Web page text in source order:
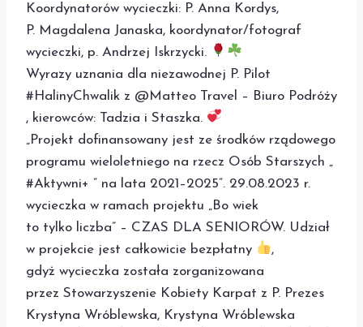
Koordynatorów wycieczki: P. Anna Kordys,
P. Magdalena Janaska, koordynator/fotograf
wycieczki, p. Andrzej Iskrzycki.
Wyrazy uznania dla niezawodnej P. Pilot
#HalinyChwalik z @Matteo Travel – Biuro Podróży
, kierowców: Tadzia i Staszka.
„Projekt dofinansowany jest ze środków rządowego
programu wieloletniego na rzecz Osób Starszych „
#Aktywni+ ” na lata 2021–2025”. 29.08.2023 r.
wycieczka w ramach projektu „Bo wiek
to tylko liczba” – CZAS DLA SENIORÓW. Udział
w projekcie jest całkowicie bezpłatny
,
gdyż wycieczka została zorganizowana
przez Stowarzyszenie Kobiety Karpat z P. Prezes
Krystyna Wróblewska, Krystyna Wróblewska